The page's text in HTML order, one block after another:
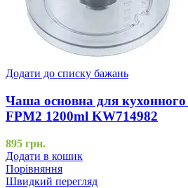
Додати до списку бажань
Чаша основна для
FPM2 1200ml KW714982
895 грн.
Додати в кошик
Порівняння
Швидкий перегляд